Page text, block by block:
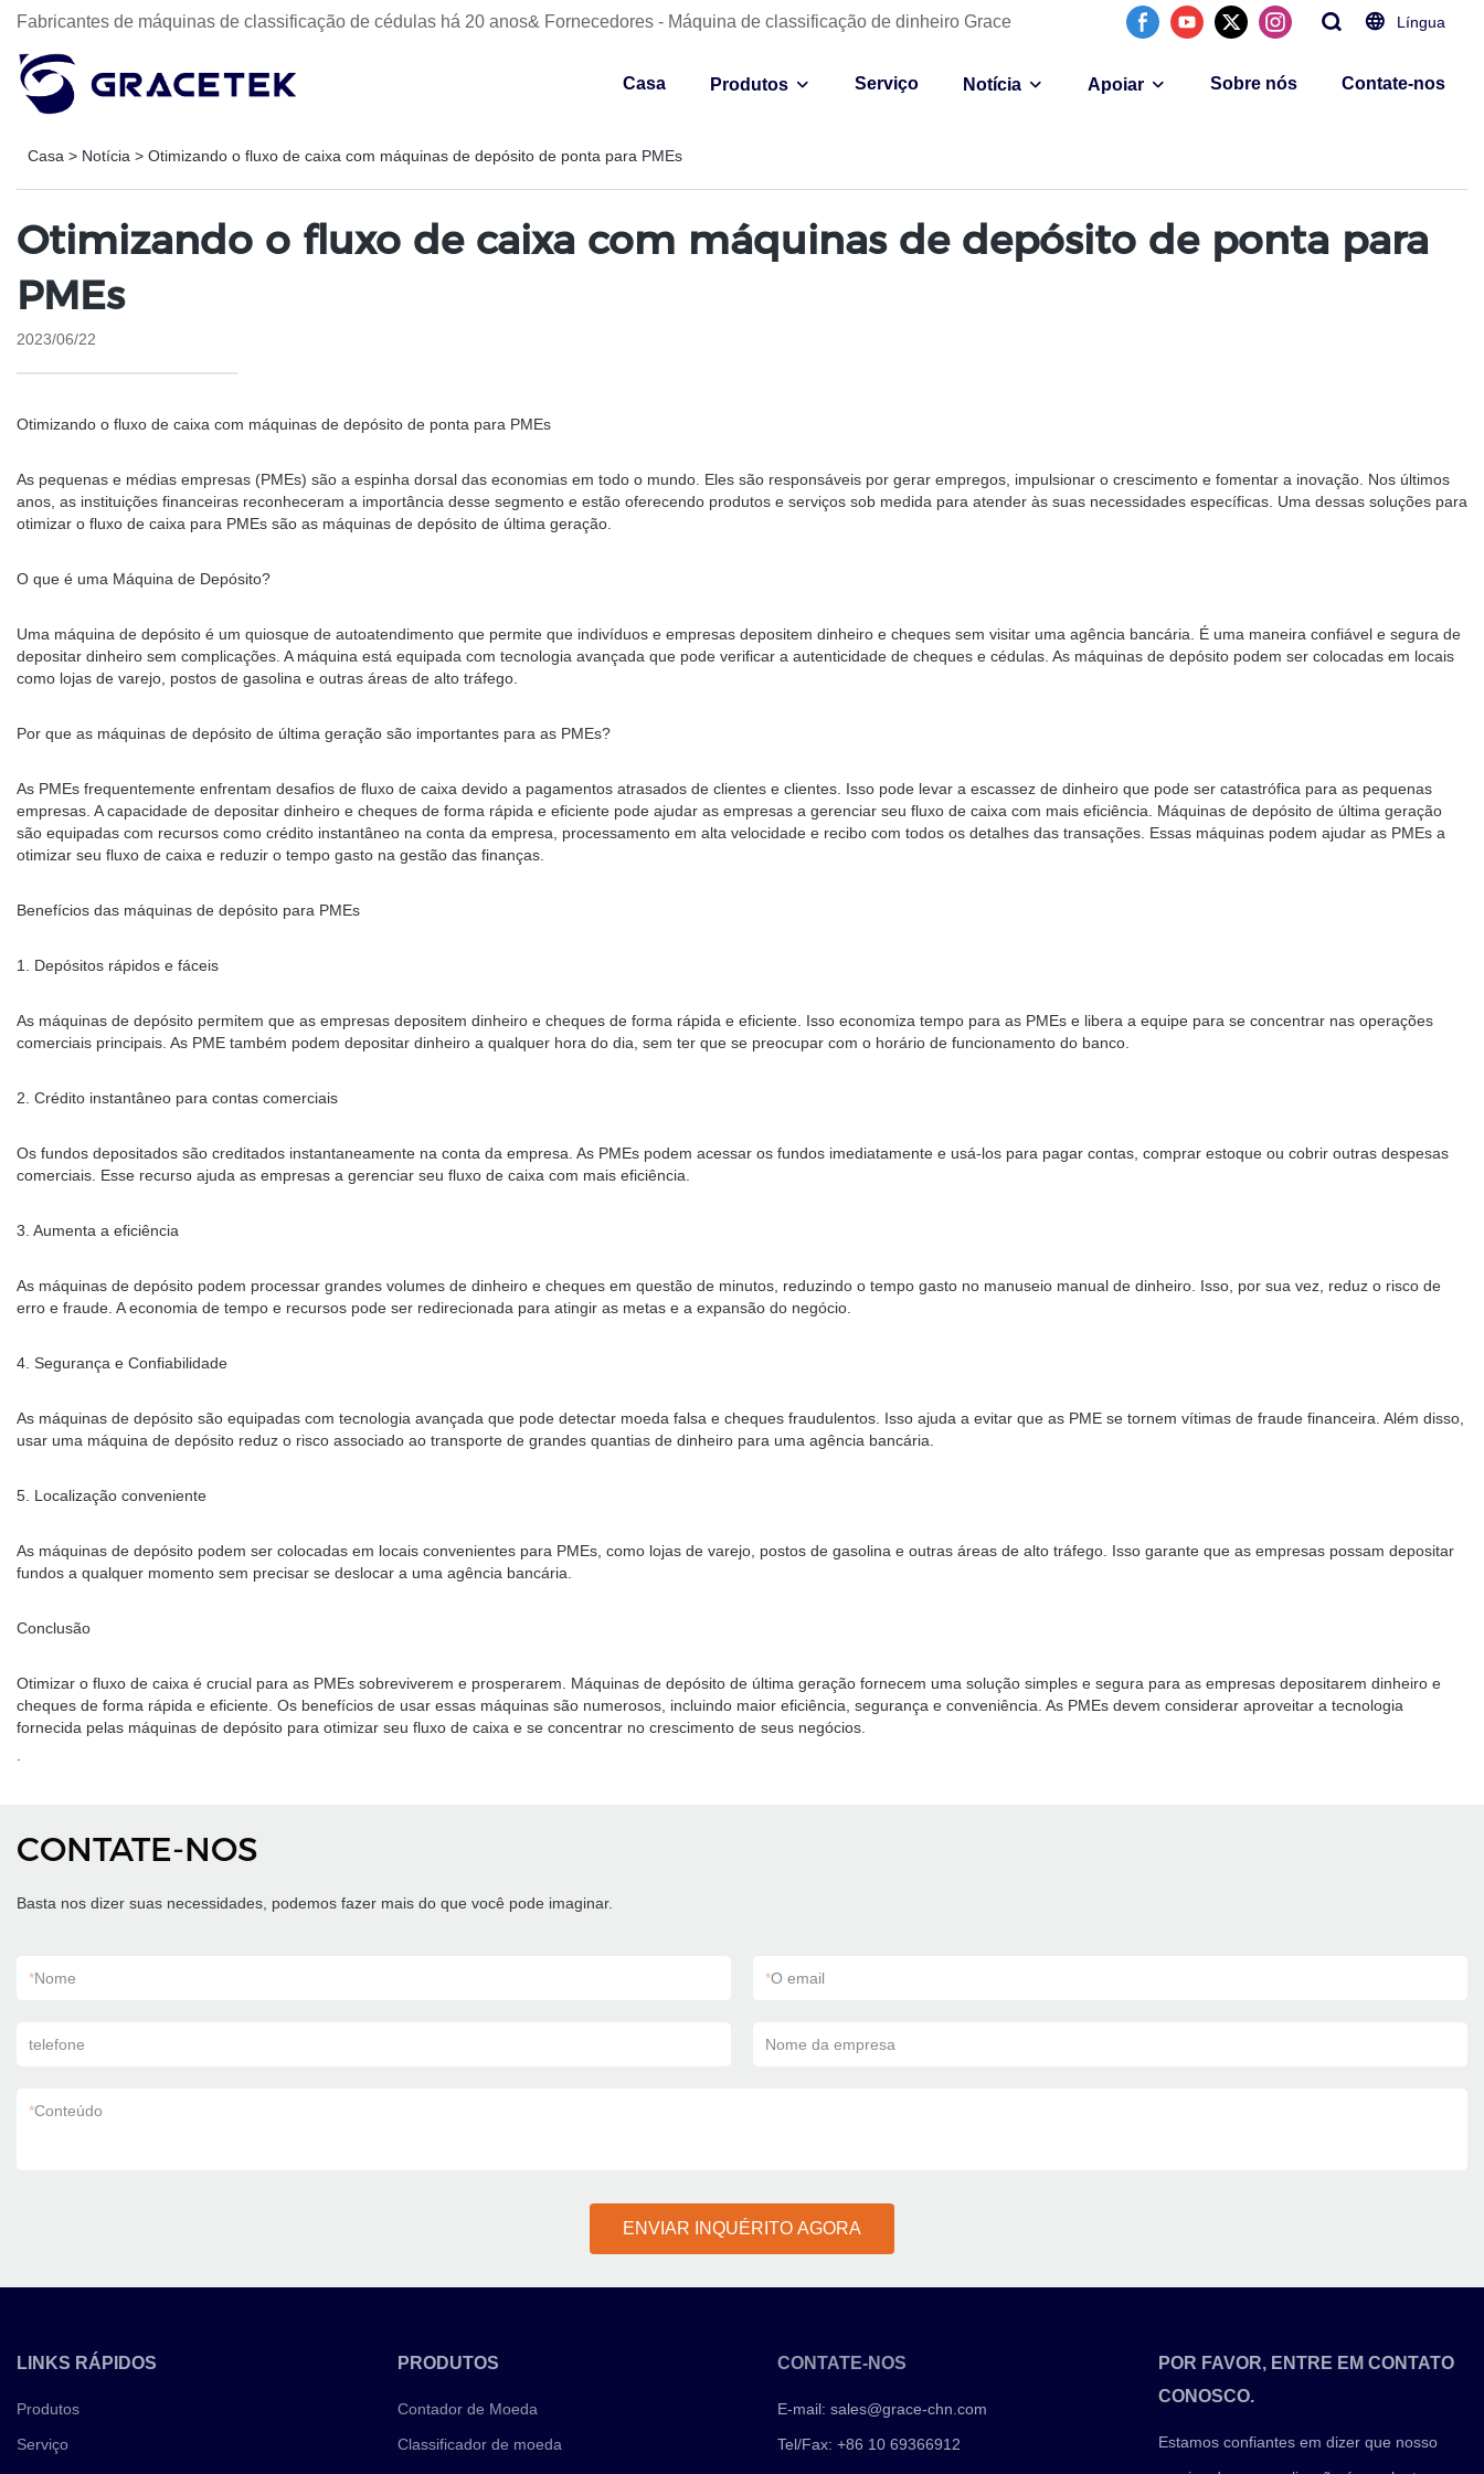
Fabricantes de máquinas de classificação de cédulas há 20 anos& Fornecedores - Máquina de classificação de dinheiro Grace Língua
Casa Produtos Serviço Notícia Apoiar Sobre nós Contate-nos
Casa > Notícia > Otimizando o fluxo de caixa com máquinas de depósito de ponta para PMEs
Otimizando o fluxo de caixa com máquinas de depósito de ponta para
PMEs
2023/06/22
Otimizando o fluxo de caixa com máquinas de depósito de ponta para PMEs
As pequenas e médias empresas (PMEs) são a espinha dorsal das economias em todo o mundo. Eles são responsáveis ​​por gerar empregos, impulsionar o crescimento e fomentar a inovação. Nos últimos
anos, as instituições financeiras reconheceram a importância desse segmento e estão oferecendo produtos e serviços sob medida para atender às suas necessidades específicas. Uma dessas soluções para
otimizar o fluxo de caixa para PMEs são as máquinas de depósito de última geração.
O que é uma Máquina de Depósito?
Uma máquina de depósito é um quiosque de autoatendimento que permite que indivíduos e empresas depositem dinheiro e cheques sem visitar uma agência bancária. É uma maneira confiável e segura de
depositar dinheiro sem complicações. A máquina está equipada com tecnologia avançada que pode verificar a autenticidade de cheques e cédulas. As máquinas de depósito podem ser colocadas em locais
como lojas de varejo, postos de gasolina e outras áreas de alto tráfego.
Por que as máquinas de depósito de última geração são importantes para as PMEs?
As PMEs frequentemente enfrentam desafios de fluxo de caixa devido a pagamentos atrasados ​​de clientes e clientes. Isso pode levar a escassez de dinheiro que pode ser catastrófica para as pequenas
empresas. A capacidade de depositar dinheiro e cheques de forma rápida e eficiente pode ajudar as empresas a gerenciar seu fluxo de caixa com mais eficiência. Máquinas de depósito de última geração
são equipadas com recursos como crédito instantâneo na conta da empresa, processamento em alta velocidade e recibo com todos os detalhes das transações. Essas máquinas podem ajudar as PMEs a
otimizar seu fluxo de caixa e reduzir o tempo gasto na gestão das finanças.
Benefícios das máquinas de depósito para PMEs
1. Depósitos rápidos e fáceis
As máquinas de depósito permitem que as empresas depositem dinheiro e cheques de forma rápida e eficiente. Isso economiza tempo para as PMEs e libera a equipe para se concentrar nas operações
comerciais principais. As PME também podem depositar dinheiro a qualquer hora do dia, sem ter que se preocupar com o horário de funcionamento do banco.
2. Crédito instantâneo para contas comerciais
Os fundos depositados são creditados instantaneamente na conta da empresa. As PMEs podem acessar os fundos imediatamente e usá-los para pagar contas, comprar estoque ou cobrir outras despesas
comerciais. Esse recurso ajuda as empresas a gerenciar seu fluxo de caixa com mais eficiência.
3. Aumenta a eficiência
As máquinas de depósito podem processar grandes volumes de dinheiro e cheques em questão de minutos, reduzindo o tempo gasto no manuseio manual de dinheiro. Isso, por sua vez, reduz o risco de
erro e fraude. A economia de tempo e recursos pode ser redirecionada para atingir as metas e a expansão do negócio.
4. Segurança e Confiabilidade
As máquinas de depósito são equipadas com tecnologia avançada que pode detectar moeda falsa e cheques fraudulentos. Isso ajuda a evitar que as PME se tornem vítimas de fraude financeira. Além disso,
usar uma máquina de depósito reduz o risco associado ao transporte de grandes quantias de dinheiro para uma agência bancária.
5. Localização conveniente
As máquinas de depósito podem ser colocadas em locais convenientes para PMEs, como lojas de varejo, postos de gasolina e outras áreas de alto tráfego. Isso garante que as empresas possam depositar
fundos a qualquer momento sem precisar se deslocar a uma agência bancária.
Conclusão
Otimizar o fluxo de caixa é crucial para as PMEs sobreviverem e prosperarem. Máquinas de depósito de última geração fornecem uma solução simples e segura para as empresas depositarem dinheiro e
cheques de forma rápida e eficiente. Os benefícios de usar essas máquinas são numerosos, incluindo maior eficiência, segurança e conveniência. As PMEs devem considerar aproveitar a tecnologia
fornecida pelas máquinas de depósito para otimizar seu fluxo de caixa e se concentrar no crescimento de seus negócios.
CONTATE-NOS
Basta nos dizer suas necessidades, podemos fazer mais do que você pode imaginar.
*Nome *O email
telefone Nome da empresa
*Conteúdo
ENVIAR INQUÉRITO AGORA
LINKS RÁPIDOS
Produtos
Serviço
PRODUTOS
Contador de Moeda
Classificador de moeda
CONTATE-NOS
E-mail:sales@grace-chn.com
Tel/Fax: +86 10 69366912
POR FAVOR, ENTRE EM CONTATO
CONOSCO.
Estamos confiantes em dizer que nosso